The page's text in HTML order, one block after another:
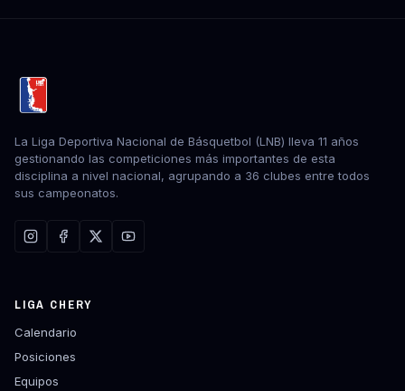
La Liga Deportiva Nacional de Básquetbol (LNB) lleva 11 años
gestionando las competiciones más importantes de esta
disciplina a nivel nacional, agrupando a 36 clubes entre todos
sus campeonatos.
LIGA CHERY
Calendario
Posiciones
Equipos